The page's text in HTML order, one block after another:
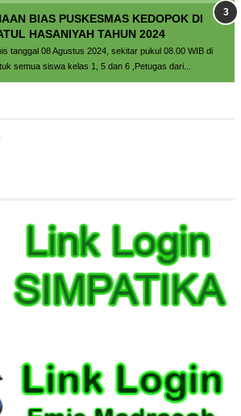
BIAS PUSKESMAS KEDOPOK DI
HASANIYAH TAHUN 2024
tanggal 08 Agustus 2024, sekitar pukul 08.00 WIB di
semua siswa kelas 1, 5 dan 6 ,Petugas dari...